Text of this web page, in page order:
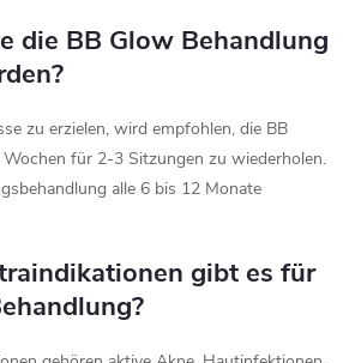
die BB Glow Behandlung
zu erzielen, wird empfohlen, die BB
für 2-3 Sitzungen zu wiederholen.
alle 6 bis 12 Monate
gibt es für